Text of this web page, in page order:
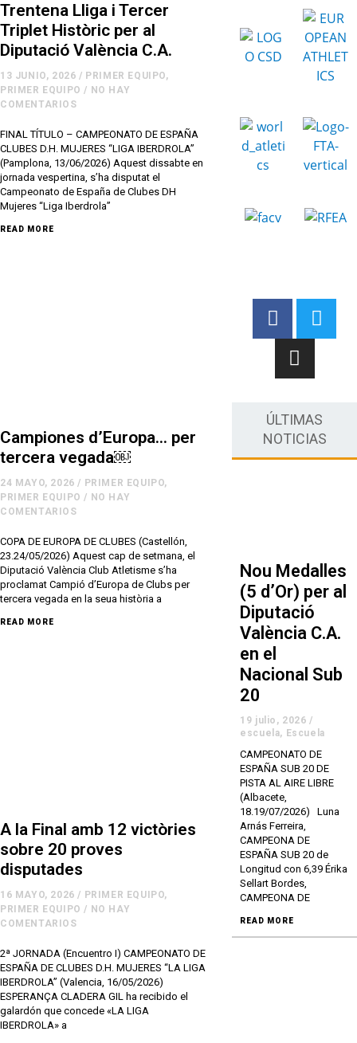
Trentena Lliga i Tercer
Triplet Històric per al
Diputació València C.A.
13 JUNIO, 2026 / PRIMER EQUIPO,
PRIMER EQUIPO / NO HAY
COMENTARIOS
FINAL TÍTULO – CAMPEONATO DE ESPAÑA
CLUBES D.H. MUJERES “LIGA IBERDROLA”
(Pamplona, 13/06/2026) Aquest dissabte en
jornada vespertina, s’ha disputat el
Campeonato de España de Clubes DH
Mujeres “Liga Iberdrola”
READ MORE
Campiones d’Europa… per
tercera vegada￼
24 MAYO, 2026 / PRIMER EQUIPO,
PRIMER EQUIPO / NO HAY
COMENTARIOS
COPA DE EUROPA DE CLUBES (Castellón,
23.24/05/2026) Aquest cap de setmana, el
Diputació València Club Atletisme s’ha
proclamat Campió d’Europa de Clubs per
tercera vegada en la seua història a
READ MORE
A la Final amb 12 victòries
sobre 20 proves
disputades
16 MAYO, 2026 / PRIMER EQUIPO,
PRIMER EQUIPO / NO HAY
COMENTARIOS
2ª JORNADA (Encuentro I) CAMPEONATO DE
ESPAÑA DE CLUBES D.H. MUJERES “LA LIGA
IBERDROLA” (Valencia, 16/05/2026)
ESPERANÇA CLADERA GIL ha recibido el
galardón que concede «LA LIGA
IBERDROLA» a
ÚLTIMAS
NOTICIAS
Nou Medalles
(5 d’Or) per al
Diputació
València C.A.
en el
Nacional Sub
20
19 julio, 2026 /
escuela, Escuela
CAMPEONATO DE
ESPAÑA SUB 20 DE
PISTA AL AIRE LIBRE
(Albacete,
18.19/07/2026) Luna
Arnás Ferreira,
CAMPEONA DE
ESPAÑA SUB 20 de
Longitud con 6,39 Érika
Sellart Bordes,
CAMPEONA DE
READ MORE